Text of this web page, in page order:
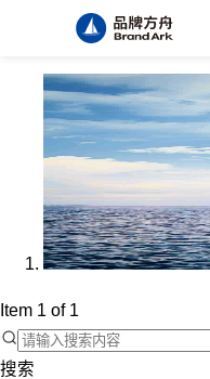
Item 1 of 1
搜索